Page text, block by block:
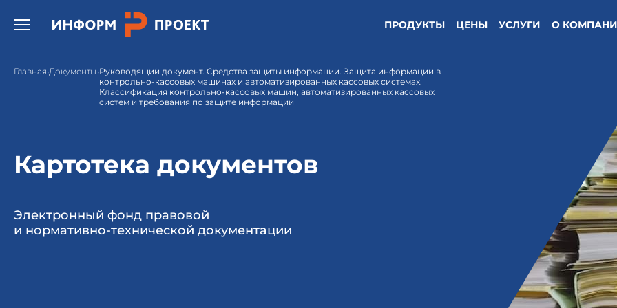
Открыть бургер меню. ПРОДУКТЫ ЦЕНЫ УСЛУГИ О
Главная Документы Руководящий документ. Средства защиты информации. Защита информации в
контрольно-кассовых машинах и автоматизированных кассовых системах.
Классификация контрольно-кассовых машин, автоматизированных кассовых
систем и требования по защите информации
Картотека документов
Электронный фонд правовой
и нормативно-технической документации